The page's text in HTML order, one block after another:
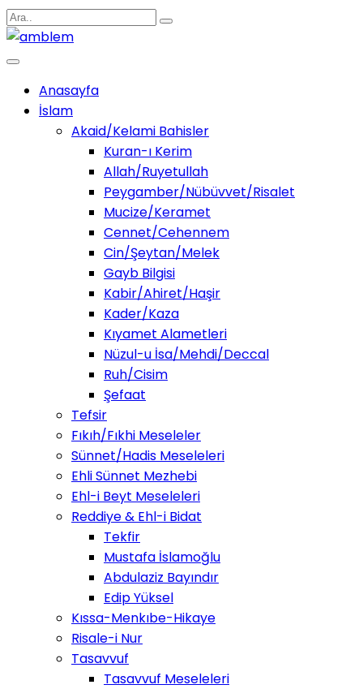
Anasayfa
İslam
Akaid/Kelami Bahisler
Kuran-ı Kerim
Allah/Ruyetullah
Peygamber/Nübüvvet/Risalet
Mucize/Keramet
Cennet/Cehennem
Cin/Şeytan/Melek
Gayb Bilgisi
Kabir/Ahiret/Haşir
Kader/Kaza
Kıyamet Alametleri
Nüzul-u İsa/Mehdi/Deccal
Ruh/Cisim
Şefaat
Tefsir
Fıkıh/Fıkhi Meseleler
Sünnet/Hadis Meseleleri
Ehli Sünnet Mezhebi
Ehl-i Beyt Meseleleri
Reddiye & Ehl-i Bidat
Tekfir
Mustafa İslamoğlu
Abdulaziz Bayındır
Edip Yüksel
Kıssa-Menkıbe-Hikaye
Risale-i Nur
Tasavvuf
Tasavvuf Meseleleri